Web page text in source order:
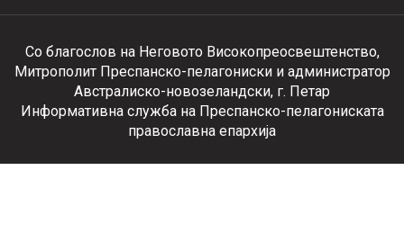
Со благослов на Неговото Високопреосвештенство,
Митрополит Преспанско-пелагониски и администратор
Австралиско-новозеландски, г. Петар
Информативна служба на Преспанско-пелагониската
православна епархија